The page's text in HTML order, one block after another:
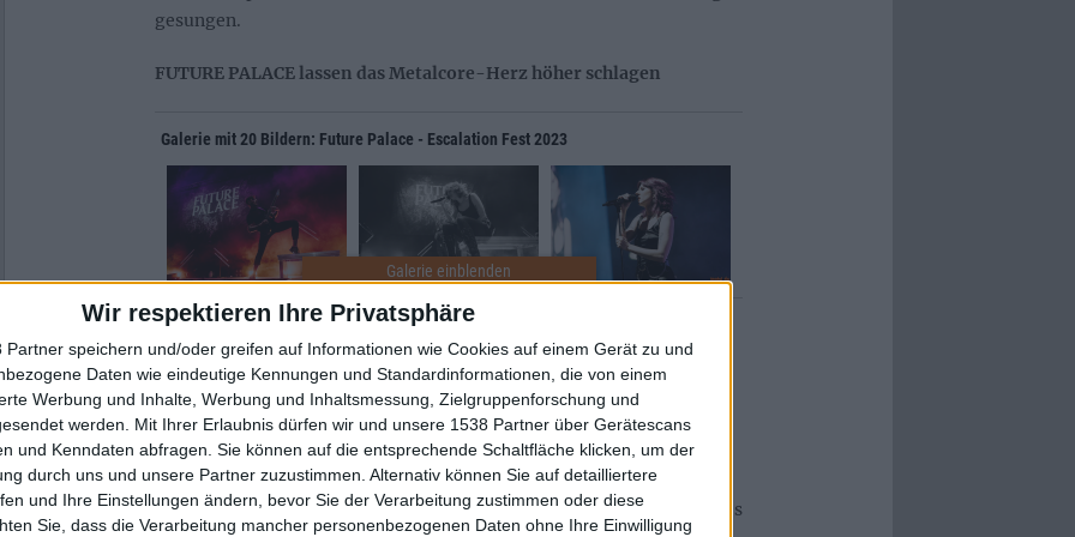
Wir respektieren Ihre Privatsphäre
Partner speichern und/oder greifen auf Informationen wie Cookies auf einem Gerät zu und
Daten wie eindeutige Kennungen und Standardinformationen, die von einem
Werbung und Inhalte, Werbung und Inhaltsmessung, Zielgruppenforschung und
werden.
Mit Ihrer Erlaubnis dürfen wir und unsere 1538 Partner über Gerätescans
und Kenndaten abfragen. Sie können auf die entsprechende Schaltfläche klicken, um der
durch uns und unsere Partner zuzustimmen. Alternativ können Sie auf detailliertere
und Ihre Einstellungen ändern, bevor Sie der Verarbeitung zustimmen oder diese
Sie, dass die Verarbeitung mancher personenbezogenen Daten ohne Ihre Einwilligung
gesungen.
FUTURE PALACE lassen das Metalcore-Herz höher schlagen
Galerie mit 20 Bildern: Future Palace - Escalation Fest 2023
Ballermann-Vibes hatte, fahren FUTURE PALACE mit astreinem
Metalcore auf, können die Partystimmung aber nicht auf dem
gleichen Level halten. Frontfrau Maria Lessing, Gitarrist Manuel
Kohlert und der Schlagzeuger Johannes Frenzel füllen die große
Bühne aber trotzdem mit einer atmosphärischen und
energiegeladenen Präsenz und holen in erster Linie die Fans des Tages